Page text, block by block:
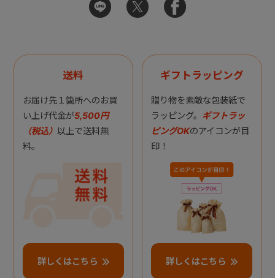
送料
お届け先１箇所へのお買
い上げ代金が5,500円
（税込） 以上で送料無
料。
詳しくはこちら
ギフトラッピング
贈り物を素敵な包装紙で
ラッピング。 ギフトラッ
ピングOKのアイコンが目
印！
詳しくはこちら